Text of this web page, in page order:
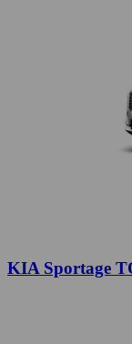
KIA Sportage